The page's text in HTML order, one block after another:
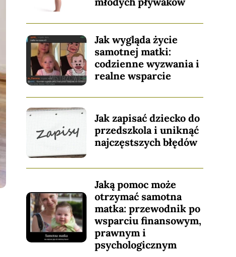
Jak wygląda życie
samotnej matki:
codzienne wyzwania i
realne wsparcie
Jak zapisać dziecko do
przedszkola i uniknąć
najczęstszych błędów
Jaką pomoc może
otrzymać samotna
matka: przewodnik po
wsparciu finansowym,
prawnym i
psychologicznym